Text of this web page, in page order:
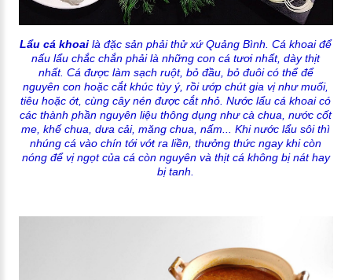
Lẩu cá khoailà đặc sản phải thử xứ Quảng Bình. Cá khoai để
nấu lẩu chắc chắn phải là những con cá tươi nhất, dày thịt
nhất. Cá được làm sạch ruột, bỏ đầu, bỏ đuôi có thể để
nguyên con hoặc cắt khúc tùy ý, rồi ướp chút gia vị như muối,
tiêu hoặc ớt, cùng cây nén được cắt nhỏ. Nước lẩu cá khoai có
các thành phần nguyên liệu thông dụng như cà chua, nước cốt
me, khế chua, dưa cải, măng chua, nấm... Khi nước lẩu sôi thì
nhúng cá vào chín tới vớt ra liền, thưởng thức ngay khi còn
nóng để vị ngọt của cá còn nguyên và thịt cá không bị nát hay
bị tanh.